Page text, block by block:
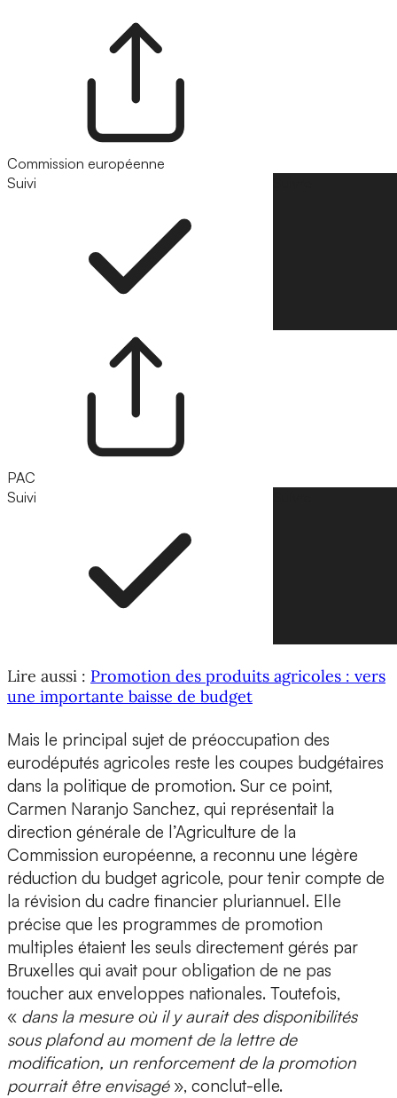
Commission européenne
Suivi
PAC
Suivi
Lire aussi : Promotion des produits agricoles : vers
une importante baisse de budget
Mais le principal sujet de préoccupation des
eurodéputés agricoles reste les coupes budgétaires
dans la politique de promotion. Sur ce point,
Carmen Naranjo Sanchez, qui représentait la
direction générale de l’Agriculture de la
Commission européenne, a reconnu une légère
réduction du budget agricole, pour tenir compte de
la révision du cadre financier pluriannuel. Elle
précise que les programmes de promotion
multiples étaient les seuls directement gérés par
Bruxelles qui avait pour obligation de ne pas
toucher aux enveloppes nationales. Toutefois,
« dans la mesure où il y aurait des disponibilités
sous plafond au moment de la lettre de
modification, un renforcement de la promotion
pourrait être envisagé», conclut-elle.